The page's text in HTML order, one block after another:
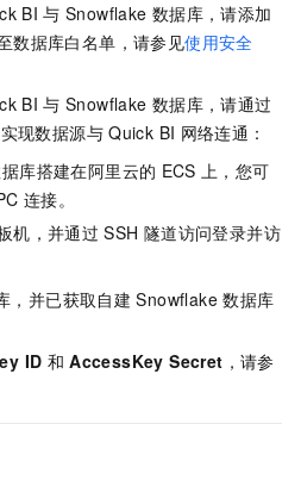
BI 与 Snowflake 数据库，请添加
数据库白名单，请参见使用安全
BI 与 Snowflake 数据库，请通过
现数据源与 Quick BI 网络连通：
库搭建在阿里云的 ECS 上，您可
连接。
机，并通过 SSH 隧道访问登录并访
，并已获取自建 Snowflake 数据库
ID 和 AccessKey Secret ，请参